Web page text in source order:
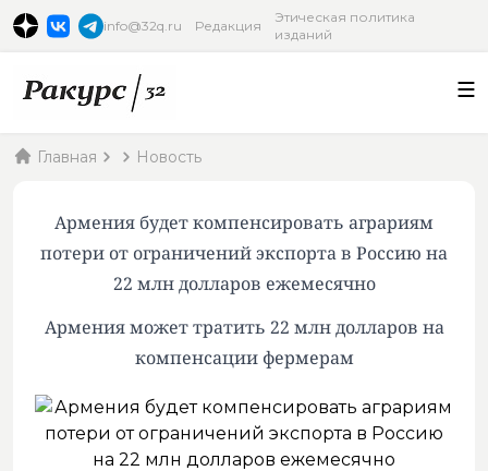
info@32q.ru Редакция
Этическая политика
изданий
Главная Новость
Армения будет компенсировать аграриям
потери от ограничений экспорта в Россию на
22 млн долларов ежемесячно
Армения может тратить 22 млн долларов на
компенсации фермерам